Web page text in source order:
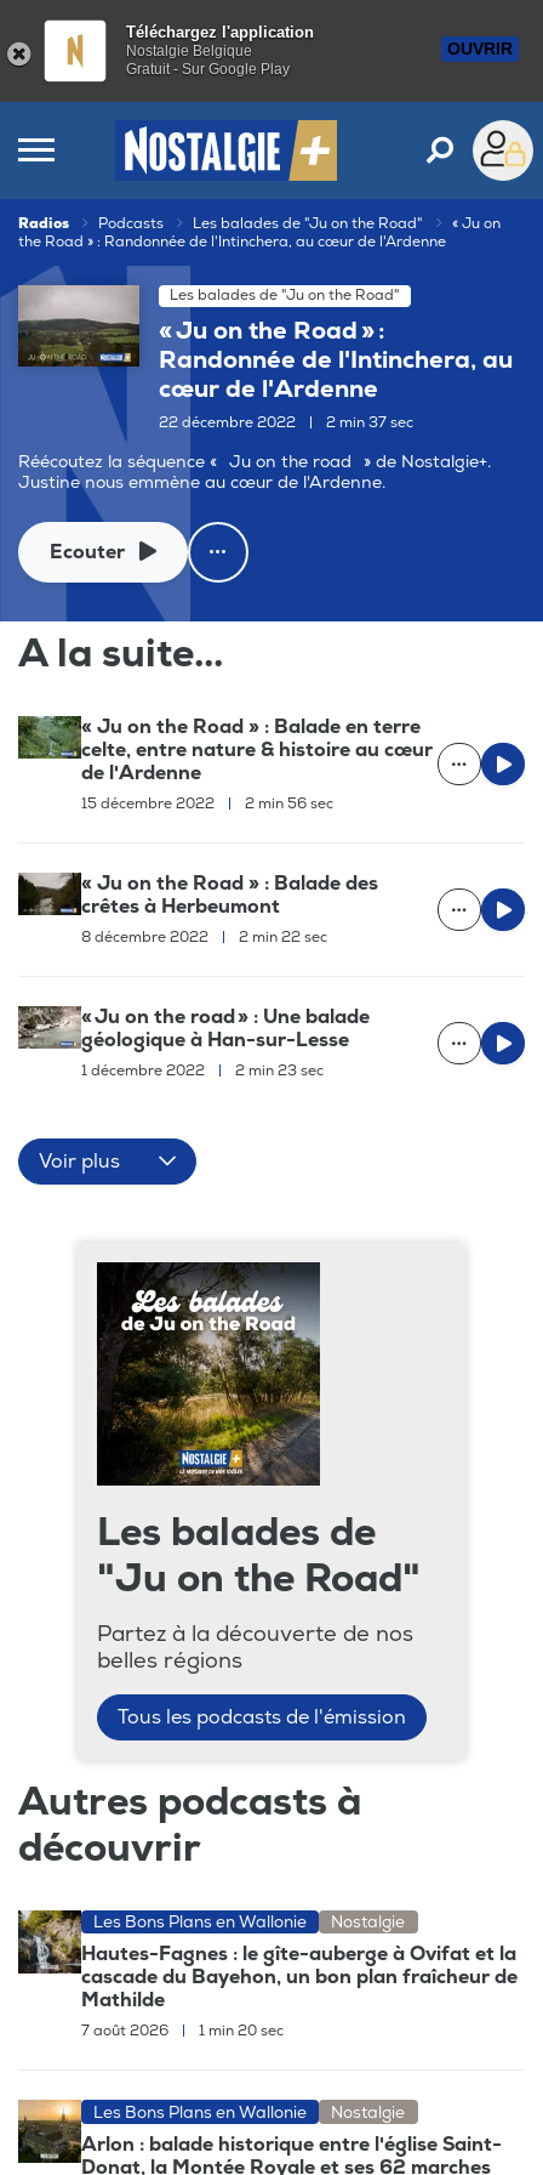
Téléchargez l'application
Nostalgie Belgique
Gratuit - Sur Google Play
OUVRIR
Radios Podcasts Les balades de "Ju on the Road"
« Ju on
the Road » : Randonnée de l'Intinchera, au cœur de l'Ardenne
Les balades de "Ju on the Road"
« Ju on the Road » :
Randonnée de l'Intinchera, au
cœur de l'Ardenne
22 décembre 2022 2 min 37 sec
Réécoutez la séquence « Ju on the road » de Nostalgie+.
Justine nous emmène au cœur de l'Ardenne.
Ecouter
A la suite...
« Ju on the Road » : Balade en terre
celte, entre nature & histoire au cœur
de l'Ardenne
15 décembre 2022 | 2 min 56 sec
« Ju on the Road » : Balade des
crêtes à Herbeumont
8 décembre 2022 | 2 min 22 sec
« Ju on the road » : Une balade
géologique à Han-sur-Lesse
1 décembre 2022 | 2 min 23 sec
Voir plus
Les balades de
"Ju on the Road"
Partez à la découverte de nos
belles régions
Tous les podcasts de l'émission
Autres podcasts à
découvrir
Les Bons Plans en Wallonie Nostalgie
Hautes-Fagnes : le gîte-auberge à Ovifat et la
cascade du Bayehon, un bon plan fraîcheur de
Mathilde
7 août 2026 1 min 20 sec
Les Bons Plans en Wallonie Nostalgie
Arlon : balade historique entre l'église Saint-
Donat, la Montée Royale et ses 62 marches